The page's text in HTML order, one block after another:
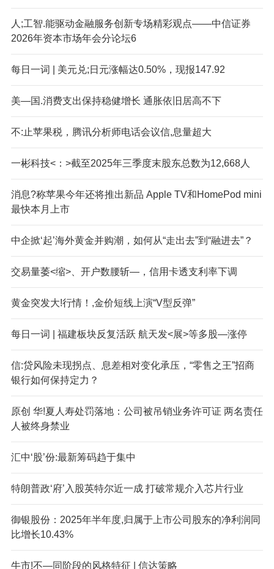
人;工智.能驱动金融服务创新专场精彩观点——中信证券
2026年资本市场年会分论坛6
每日一词 | 美元兑;日元涨幅达0.50%，现报147.92
美—国.消费支出保持稳健增长 通胀依旧居高不下
不:止苹果税，腾讯分析师电话会议信,息量超大
一彬科技<：>截至2025年三季度末股东总数为12,668人
消息?称苹果今年还将推出新品 Apple TV和HomePod mini
最快本月上市
中企掀‘起’海外黄金并购潮，如何从“走出去”到“融进去”？
交易量萎<缩>、开户数腰斩—，信用卡透支利率下调
黄金突发大!行情！,金价短线上演“V型反弹”
每日一词 | 福建板块反复活跃 航天发<展>等多股—涨停
信:贷风险未现拐点、息差相对变化承压，“零售之王”招商
银行如何保持定力？
原创 华!夏人寿处罚落地：公司被吊销业务许可证 两名责任
人被终身禁业
汇中‘股’份:最新筹码趋于集中
特朗普政‘府’入股英特尔近一成 打破常规介入芯片行业
御银股份：2025年半年度,归属于上市公司股东的净利润同
比增长10.43%
牛市!不—同阶段的风格特征 | 信达策略